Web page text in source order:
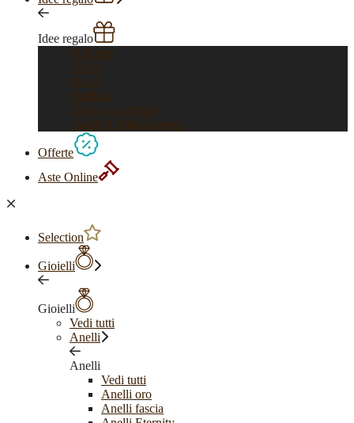
Idee regalo
Vedi tutti
Per lui
Per lei
Bambini
Feste e ricorrenze
Anelli di fidanzamento
Offerte
Aste Online
Selection
Gioielli
Gioielli
Vedi tutti
Anelli
Anelli
Vedi tutti
Anelli oro
Anelli fascia